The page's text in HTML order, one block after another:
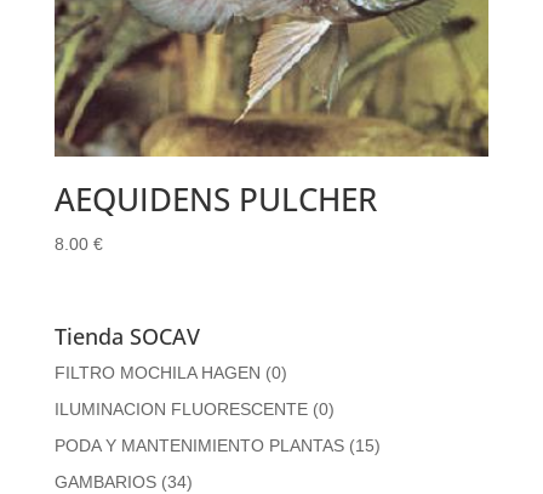
AEQUIDENS PULCHER
8.00 €
Tienda SOCAV
FILTRO MOCHILA HAGEN (0)
ILUMINACION FLUORESCENTE (0)
PODA Y MANTENIMIENTO PLANTAS (15)
GAMBARIOS (34)